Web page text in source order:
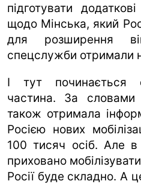
підготувати
щодо Мінська, який
для розширення
спецслужби отримали
І тут починається
частина. За словами
також отримала
Росією нових
100 тисяч осіб. Але
приховано
Росії буде складно. А